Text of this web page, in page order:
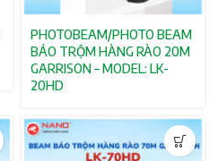
PHOTOBEAM/PHOTO BEAM
BÁO TRỘM HÀNG RÀO 20M
GARRISON – MODEL: LK-
20HD